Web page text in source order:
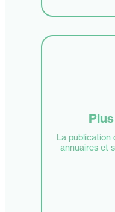
La publication
annuaires et